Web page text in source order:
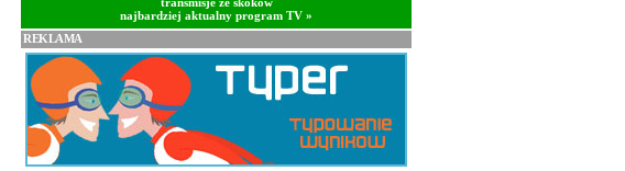
najbardziej aktualny program TV »
REKLAMA